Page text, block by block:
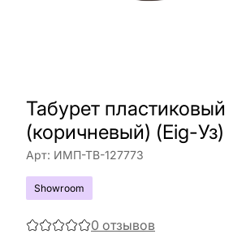
Табурет пластиковый
(коричневый) (Eig-Уз)
Арт: ИМП-ТВ-127773
Showroom
0 отзывов